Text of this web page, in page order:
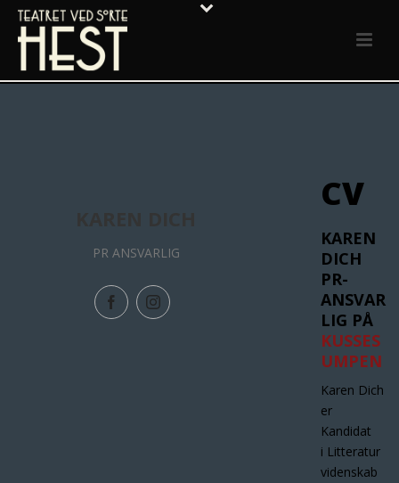
PR ANSVARLIG
CV
KAREN
DICH
PR-
ANSVAR
LIG PÅ
KUSSES
UMPEN
Karen Dich
er
Kandidat
i Litteratur
videnskab